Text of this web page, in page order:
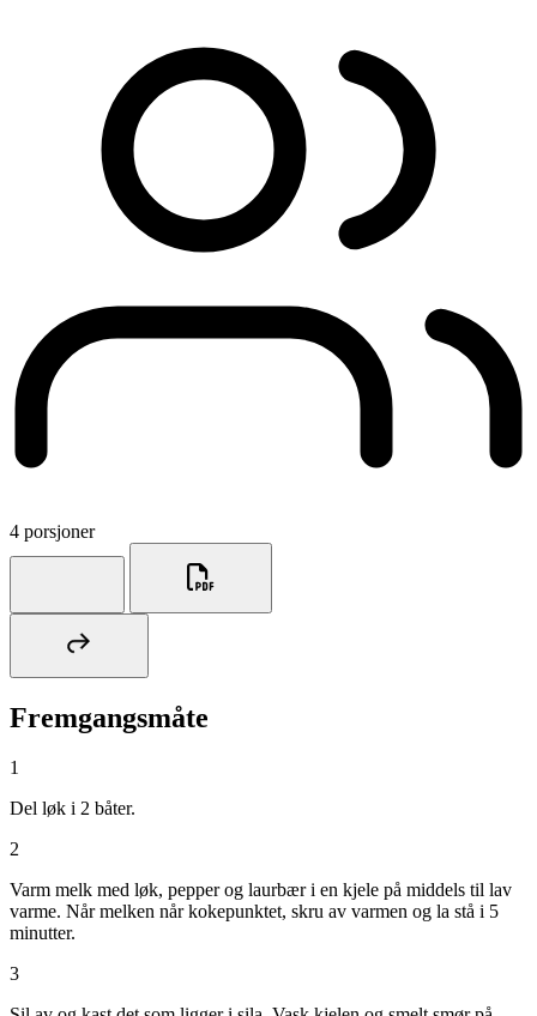
4 porsjoner
Fremgangsmåte
1
Del løk i 2 båter.
2
Varm melk med løk, pepper og laurbær i en kjele på middels til lav
varme. Når melken når kokepunktet, skru av varmen og la stå i 5
minutter.
3